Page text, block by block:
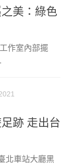
美：綠色
作室內部擺
跡 走出台
北車站大廳黑